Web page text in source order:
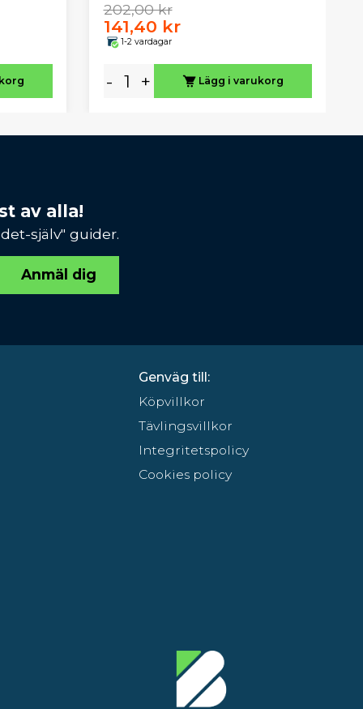
202,00 kr
141,40 kr
1-2 vardagar
- + Lägg i varukorg
av alla!
själv" guider.
Anmäl dig
Genväg till:
Köpvillkor
Tävlingsvillkor
Integritetspolicy
Cookies policy